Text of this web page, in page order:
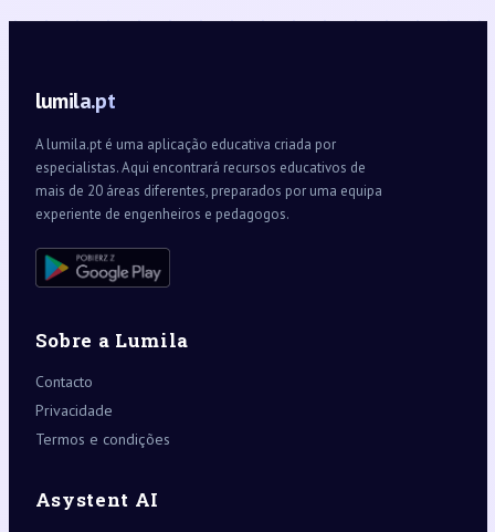
lumila.pt
A lumila.pt é uma aplicação educativa criada por
especialistas. Aqui encontrará recursos educativos de
mais de 20 áreas diferentes, preparados por uma equipa
experiente de engenheiros e pedagogos.
Sobre a Lumila
Contacto
Privacidade
Termos e condições
Asystent AI